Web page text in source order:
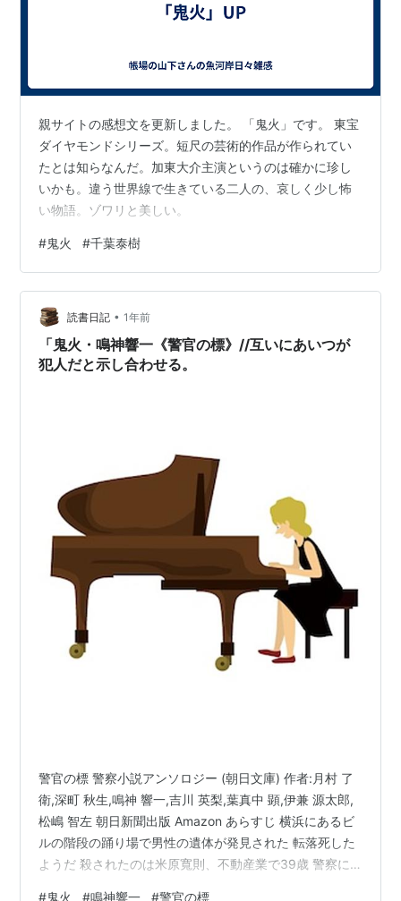
親サイトの感想文を更新しました。 「鬼火」です。 東宝
ダイヤモンドシリーズ。短尺の芸術的作品が作られてい
たとは知らなんだ。加東大介主演というのは確かに珍し
いかも。違う世界線で生きている二人の、哀しく少し怖
い物語。ゾワリと美しい。
#鬼火 #千葉泰樹
読書日記 • 1年前
「鬼火・鳴神響一《警官の標》//互いにあいつが
犯人だと示し合わせる。
警官の標 警察小説アンソロジー (朝日文庫) 作者:月村 了
衛,深町 秋生,鳴神 響一,吉川 英梨,葉真中 顕,伊兼 源太郎,
松嶋 智左 朝日新聞出版 Amazon あらすじ 横浜にあるビ
ルの階段の踊り場で男性の遺体が発見された 転落死した
ようだ 殺されたのは米原寬則、不動産業で39歳 警察に
#鬼火 #鳴神響一 #警官の標